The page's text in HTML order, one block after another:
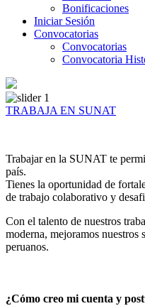
Bonificaciones
Iniciar Sesión
Convocatorias
Convocatorias
Convocatoria
TRABAJA EN SUNAT
Trabajar en la SUNAT te
país.
Tienes la oportunidad de
de trabajo colaborativo y
Con el talento de nuestros
moderna, mejoramos
peruanos.
¿Cómo creo mi cuenta y